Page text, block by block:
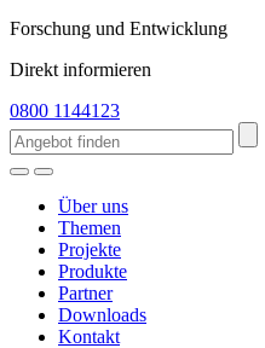
Forschung und Entwicklung
Direkt informieren
0800 1144123
Über uns
Themen
Projekte
Produkte
Partner
Downloads
Kontakt